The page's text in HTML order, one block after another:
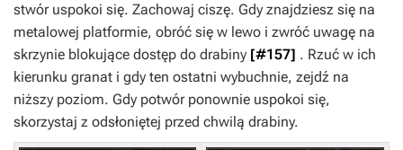
stwór uspokoi się. Zachowaj ciszę. Gdy znajdziesz się na
metalowej platformie, obróć się w lewo i zwróć uwagę na
skrzynie blokujące dostęp do drabiny [#157] . Rzuć w ich
kierunku granat i gdy ten ostatni wybuchnie, zejdź na
niższy poziom. Gdy potwór ponownie uspokoi się,
skorzystaj z odsłoniętej przed chwilą drabiny.